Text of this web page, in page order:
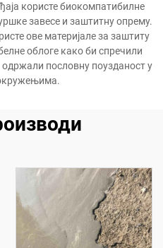
користе биокомпатибилне
завесе и заштитну опрему.
ове материјале за заштиту
облоге како би спречили
одржали пословну поузданост у